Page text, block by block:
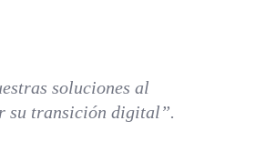
soluciones al
su transición digital”.